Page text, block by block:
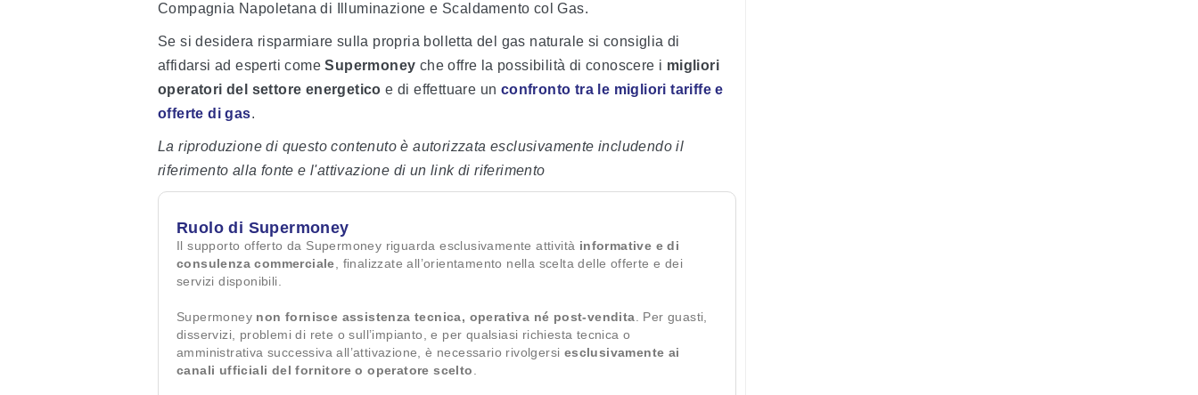
Compagnia Napoletana di Illuminazione e Scaldamento col Gas.
Se si desidera risparmiare sulla propria bolletta del gas naturale si consiglia di
affidarsi ad esperti comeSupermoney che offre la possibilità di conoscere i migliori
operatori del settore energetico e di effettuare un confronto tra le migliori tariffe e
offerte di gas.
La riproduzione di questo contenuto è autorizzata esclusivamente includendo il
riferimento alla fonte e l'attivazione di un link di riferimento
Ruolo di Supermoney
Il supporto offerto da Supermoney riguarda esclusivamente attività informative e di
consulenza commerciale , finalizzate all’orientamento nella scelta delle offerte e dei
servizi disponibili.
Supermoney non fornisce assistenza tecnica, operativa né post-vendita . Per guasti,
disservizi, problemi di rete o sull’impianto, e per qualsiasi richiesta tecnica o
amministrativa successiva all’attivazione, è necessario rivolgersi esclusivamente ai
canali ufficiali del fornitore o operatore scelto